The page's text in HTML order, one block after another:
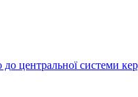
центральної системи